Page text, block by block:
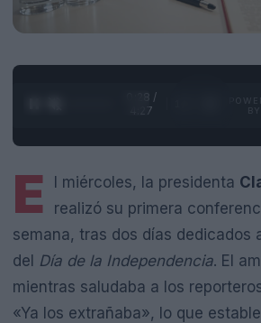
0:29 /
4:27
E l miércoles, la presidenta
realizó su primera
semana, tras dos días dedicados
del Día de la Independencia. El
mientras saludaba a los
«Ya los extrañaba», lo que